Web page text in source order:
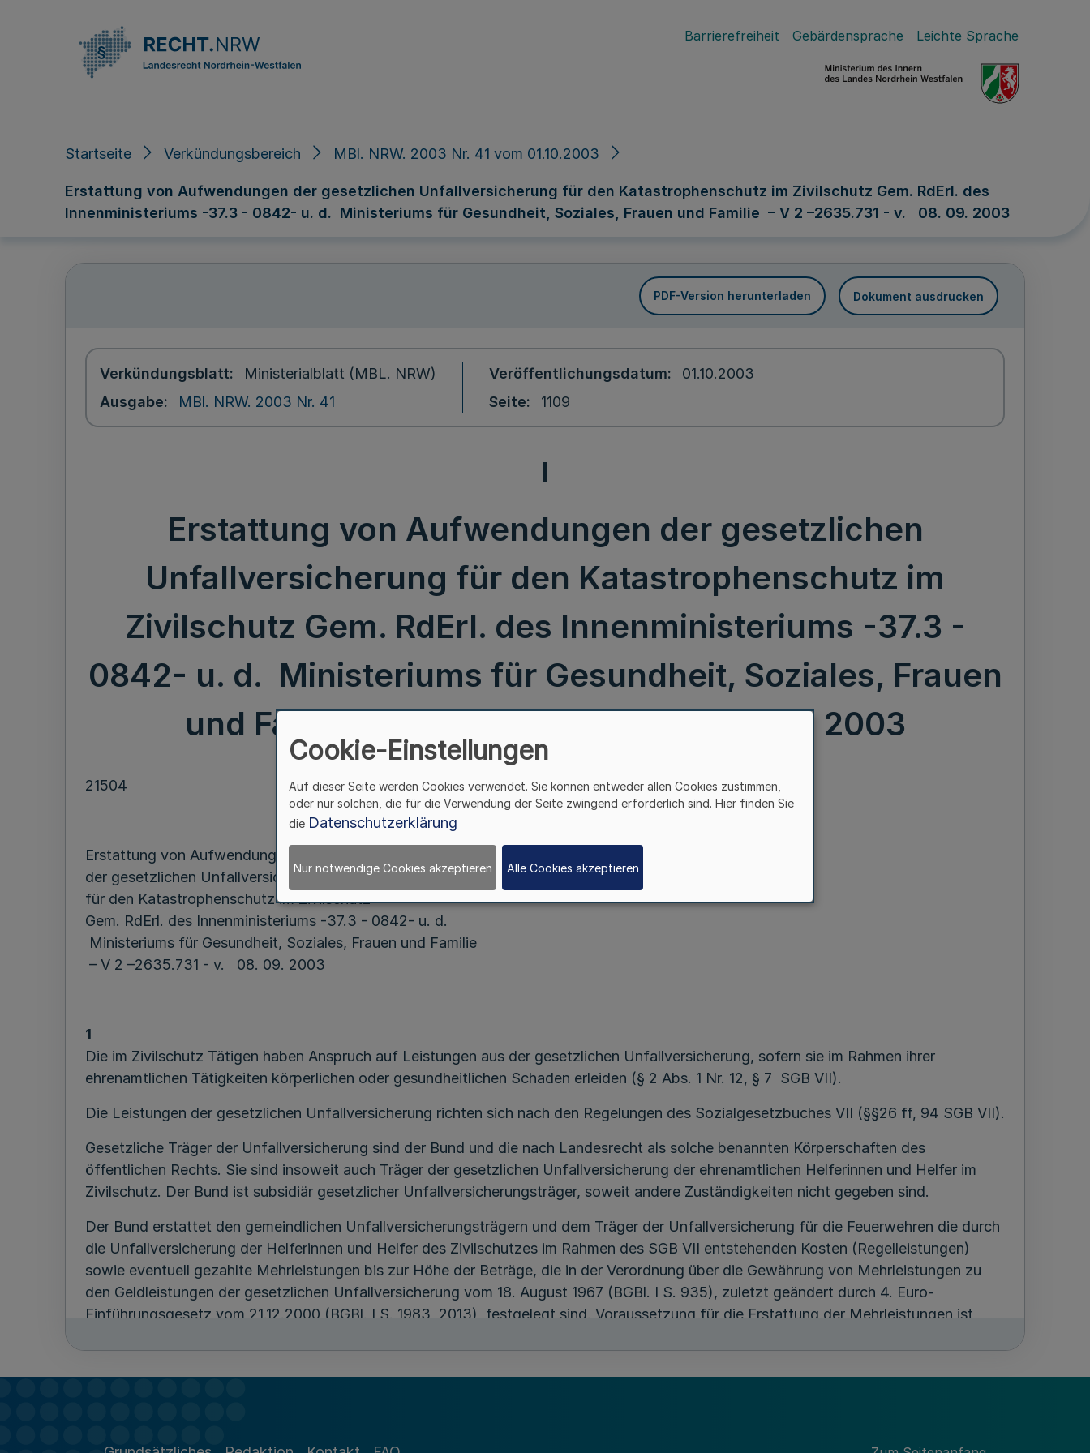
Barrierefreiheit Gebärdensprache Leichte Sprache
Startseite Verkündungsbereich MBl. NRW. 2003 Nr. 41 vom 01.10.2003
Erstattung von Aufwendungen der gesetzlichen Unfallversicherung für den Katastrophenschutz im Zivilschutz Gem. RdErl. des
Innenministeriums -37.3 - 0842- u. d. Ministeriums für Gesundheit, Soziales, Frauen und Familie – V 2 –2635.731 - v. 08. 09. 2003
PDF-Version herunterladen Dokument ausdrucken
Verkündungsblatt
Ministerialblatt (MBL. NRW)
Ausgabe
MBl. NRW. 2003 Nr. 41
Veröffentlichungsdatum
01.10.2003
Seite
1109
I
Erstattung von Aufwendungen der gesetzlichen
Unfallversicherung für den Katastrophenschutz im
Zivilschutz Gem. RdErl. des Innenministeriums -37.3 -
0842- u. d. Ministeriums für Gesundheit, Soziales, Frauen
und Familie – V 2 –2635.731 - v. 08. 09. 2003
21504
Erstattung von Aufwendungen
der gesetzlichen Unfallversicherung
für den Katastrophenschutz im Zivilschutz
Gem. RdErl. des Innenministeriums -37.3 - 0842- u. d.
Ministeriums für Gesundheit, Soziales, Frauen und Familie
– V 2 –2635.731 - v. 08. 09. 2003
1
Die im Zivilschutz Tätigen haben Anspruch auf Leistungen aus der gesetzlichen Unfallversicherung, sofern sie im Rahmen ihrer
ehrenamtlichen Tätigkeiten körperlichen oder gesundheitlichen Schaden erleiden (§ 2 Abs. 1 Nr. 12, § 7 SGB VII).
Die Leistungen der gesetzlichen Unfallversicherung richten sich nach den Regelungen des Sozialgesetzbuches VII (§§26 ff, 94 SGB VII).
Gesetzliche Träger der Unfallversicherung sind der Bund und die nach Landesrecht als solche benannten Körperschaften des
öffentlichen Rechts. Sie sind insoweit auch Träger der gesetzlichen Unfallversicherung der ehrenamtlichen Helferinnen und Helfer im
Zivilschutz. Der Bund ist subsidiär gesetzlicher Unfallversicherungsträger, soweit andere Zuständigkeiten nicht gegeben sind.
Der Bund erstattet den gemeindlichen Unfallversicherungsträgern und dem Träger der Unfallversicherung für die Feuerwehren die durch
die Unfallversicherung der Helferinnen und Helfer des Zivilschutzes im Rahmen des SGB VII entstehenden Kosten (Regelleistungen)
sowie eventuell gezahlte Mehrleistungen bis zur Höhe der Beträge, die in der Verordnung über die Gewährung von Mehrleistungen zu
den Geldleistungen der gesetzlichen Unfallversicherung vom 18. August 1967 (BGBl. I S. 935), zuletzt geändert durch 4. Euro-
Einführungsgesetz vom 21.12.2000 (BGBl. I S. 1983, 2013), festgelegt sind. Voraussetzung für die Erstattung der Mehrleistungen ist,
Von den Aufwendungen der Versicherungsträger müssen die Einnahmen aus Ersatzansprüchen gegenüber Drittverpflichteten
Cookie-Einstellungen
Auf dieser Seite werden Cookies verwendet. Sie können entweder allen Cookies zustimmen,
oder nur solchen, die für die Verwendung der Seite zwingend erforderlich sind. Hier finden Sie
die Datenschutzerklärung
Nur notwendige Cookies akzeptieren Alle Cookies akzeptieren